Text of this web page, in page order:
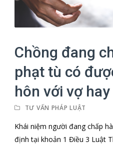
Chồng đang
phạt tù có
hôn với vợ
TƯ VẤN PHÁP LUẬT
Khái niệm người đang chấp
định tại khoản 1 Điều 3 Luật